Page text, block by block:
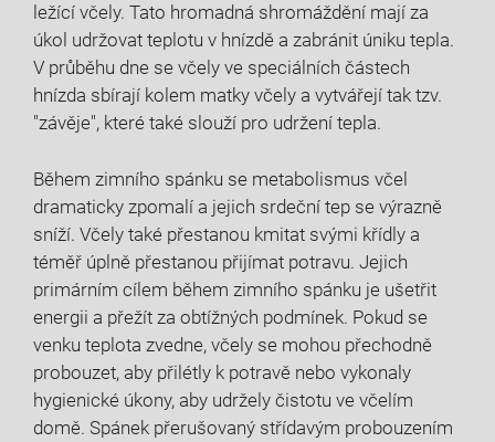
ležící včely. Tato hromadná shromáždění mají za
úkol udržovat teplotu v hnízdě a zabránit úniku tepla.
V průběhu dne se včely ve speciálních částech
hnízda sbírají kolem matky včely a vytvářejí tak tzv.
"závěje", které také slouží pro udržení tepla.
Během zimního spánku se metabolismus včel
dramaticky zpomalí a jejich srdeční tep se výrazně
sníží. Včely také přestanou kmitat svými křídly a
téměř úplně přestanou přijímat potravu. Jejich
primárním cílem během zimního spánku je ušetřit
energii a přežít za obtížných podmínek. Pokud se
venku teplota zvedne, včely se mohou přechodně
probouzet, aby přilétly k potravě nebo vykonaly
hygienické úkony, aby udržely čistotu ve včelím
domě. Spánek přerušovaný střídavým probouzením